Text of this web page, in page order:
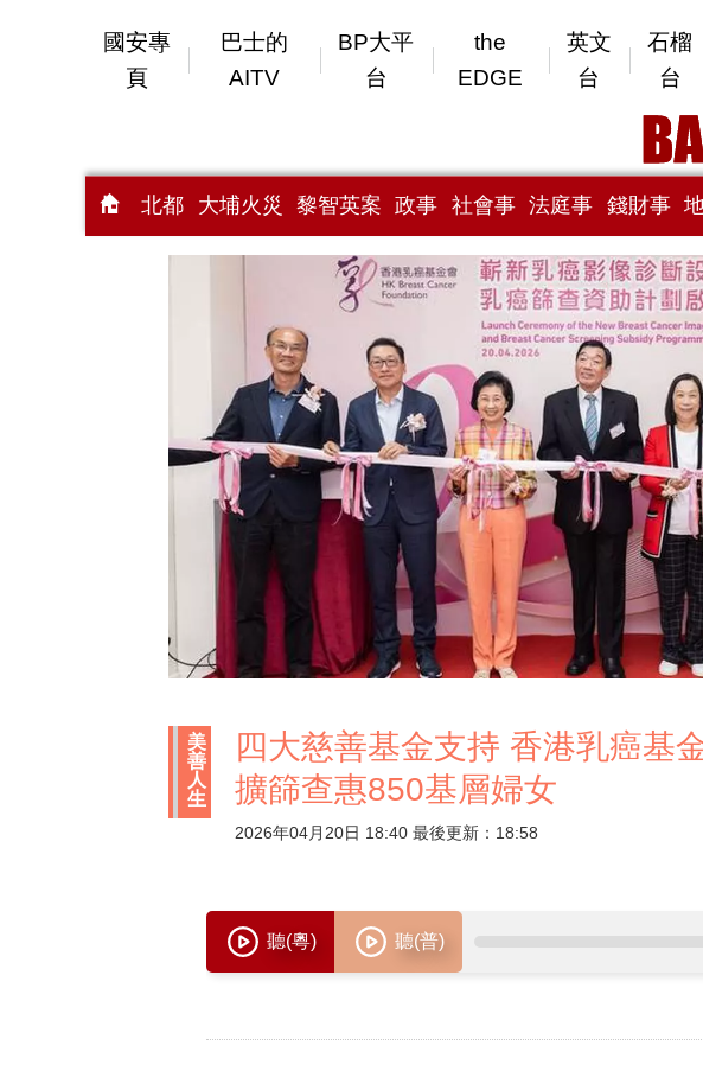
國安專
頁
巴士的
AITV
BP大平
台
the
EDGE
英文
台
石榴
台
北都 大埔火災 黎智英案 政事 社會事 法庭事 錢財事
美
善
人
生
四大慈善基金支持 香港乳癌基
擴篩查惠850基層婦女
2026年04月20日 18:40 最後更新：18:58